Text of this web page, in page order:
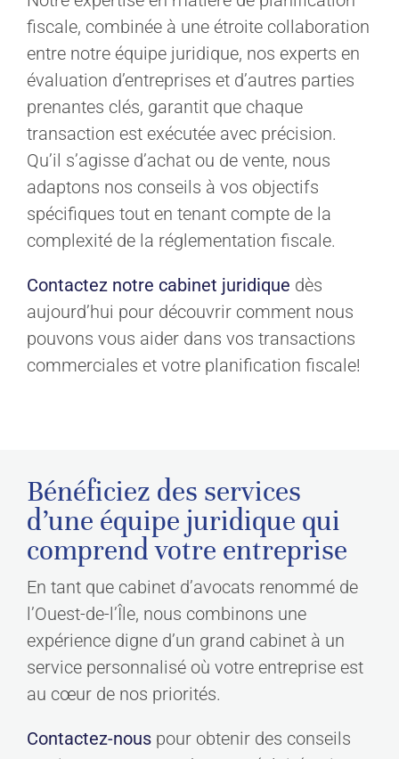
fiscale, combinée à une étroite collaboration
entre notre équipe juridique, nos experts en
évaluation d’entreprises et d’autres parties
prenantes clés, garantit que chaque
transaction est exécutée avec précision.
Qu’il s’agisse d’achat ou de vente, nous
adaptons nos conseils à vos objectifs
spécifiques tout en tenant compte de la
complexité de la réglementation fiscale.
Contactez notre cabinet juridique dès
aujourd’hui pour découvrir comment nous
pouvons vous aider dans vos transactions
commerciales et votre planification fiscale!
Bénéficiez des services
d’une équipe juridique qui
comprend votre entreprise
En tant que cabinet d’avocats renommé de
l’Ouest-de-l’Île, nous combinons une
expérience digne d’un grand cabinet à un
service personnalisé où votre entreprise est
au cœur de nos priorités.
Contactez-nous pour obtenir des conseils